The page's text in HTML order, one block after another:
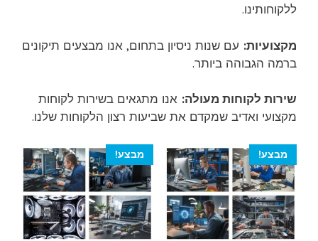
ללקוחותינו.
מקצועיות: עם שנות ניסיון בתחום, אנו מבצעים תיקונים
ברמה הגבוהה ביותר.
שירות לקוחות מעולה: אנו מתגאים בשירות לקוחות
מקצועי ואדיב שמקדם את שביעות רצון הלקוחות שלנו.
מבצע! מבצע!